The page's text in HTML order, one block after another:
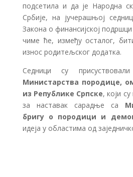
подсетила и да је Народна
Србије, на јучерашњој
Закона о финансијској
чиме ће, између осталог,
износ родитељског додатка.
Седници су
Министарства породице,
из Републике Српске, који
за наставак сарадње са
бригу о породици и
идеја у областима од